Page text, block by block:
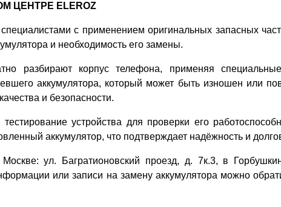
ЦЕНТРЕ ELEROZ
с применением оригинальных запасных
и необходимость его замены.
разбирают корпус телефона, применяя
аккумулятора, который может быть изношен или
и безопасности.
устройства для проверки его
аккумулятор, что подтверждает надёжность и
ул. Багратионовский проезд, д. 7к.3, в
или записи на замену аккумулятора можно